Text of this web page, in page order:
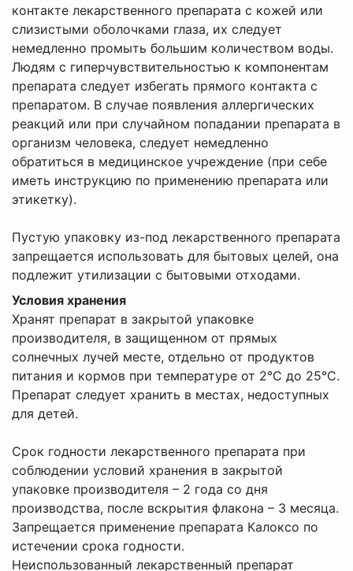
контакте лекарственного препарата с кожей или
слизистыми оболочками глаза, их следует
немедленно промыть большим количеством воды.
Людям с гиперчувствительностью к компонентам
препарата следует избегать прямого контакта с
препаратом. В случае появления аллергических
реакций или при случайном попадании препарата в
организм человека, следует немедленно
обратиться в медицинское учреждение (при себе
иметь инструкцию по применению препарата или
этикетку).
Пустую упаковку из-под лекарственного препарата
запрещается использовать для бытовых целей, она
подлежит утилизации с бытовыми отходами.
Условия хранения
Хранят препарат в закрытой упаковке
производителя, в защищенном от прямых
солнечных лучей месте, отдельно от продуктов
питания и кормов при температуре от 2°С до 25°С.
Препарат следует хранить в местах, недоступных
для детей.
Срок годности лекарственного препарата при
соблюдении условий хранения в закрытой
упаковке производителя – 2 года со дня
производства, после вскрытия флакона – 3 месяца.
Запрещается применение препарата Калоксо по
истечении срока годности.
Неиспользованный лекарственный препарат